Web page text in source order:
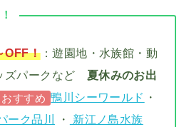
OFF！：遊園地・水族館・動
ズパークなど 夏休みのお出
おすすめ 鴨川シーワールド ・
ーク品川
・
新江ノ島水族